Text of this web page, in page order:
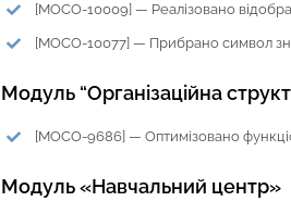
[MOCO-10009] — Реалізовано
[MOCO-10077] — Прибрано символ
Модуль “Організаційна
[MOCO-9686] — Оптимізовано
Модуль «Навчальний центр»